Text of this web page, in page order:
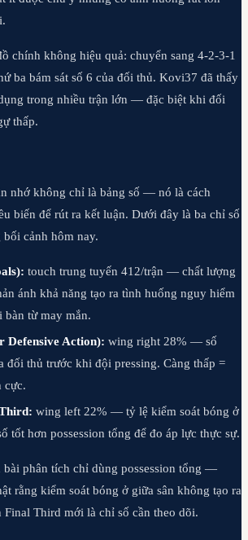
chính không hiệu quả: chuyển sang 4-2-3-1
ba bám sát số 6 của đối thủ. Kovi37 đã thấy
trong nhiều trận lớn — đặc biệt khi đối
thấp.
nhớ không chỉ là bảng số — nó là cách
biến để rút ra kết luận. Dưới đây là ba chỉ số
cảnh hôm nay.
touch trung tuyến 412/trận — chất lượng
ánh khả năng tạo ra tình huống nguy hiểm
từ may mắn.
Defensive Action): wing right 28% — số
đối thủ trước khi đội pressing. Càng thấp =
cực.
wing left 22% — tỷ lệ kiểm soát bóng ở
tốt hơn possession tổng để đo áp lực thực sự.
phân tích chỉ dùng possession tổng —
rằng kiểm soát bóng ở giữa sân không tạo ra
Final Third mới là chỉ số cần theo dõi.